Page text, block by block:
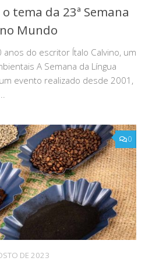
tema da 23ª Semana
Mundo
do escritor Ítalo Calvino, um
A Semana da Língua
evento realizado desde 2001,
0
DE 2023